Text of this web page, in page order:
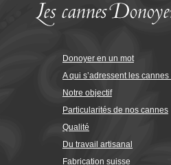
Donoyer en un mot
A qui s’adressent les
Notre objectif
Particularités de nos cannes
Qualité
Du travail artisanal
Fabrication suisse